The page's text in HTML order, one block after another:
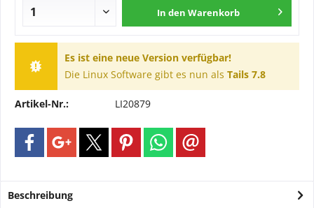
In den Warenkorb
Es ist eine neue Version verfügbar!
Die Linux Software gibt es nun als Tails 7.8
Artikel-Nr.: LI20879
Beschreibung